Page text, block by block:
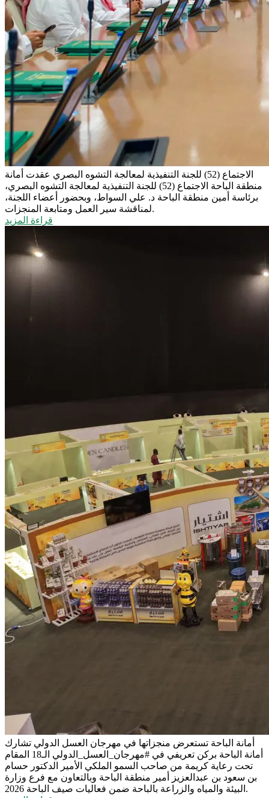
الاجتماع (52) للجنة التنفيذية لمعالجة التشوه البصري
عقدت أمانة
منطقة الباحة الاجتماع (52) للجنة التنفيذية لمعالجة التشوه البصري،
برئاسة أمين منطقة الباحة د. علي السواط، وبحضور أعضاء اللجنة،
لمناقشة سير العمل ومتابعة المنجزات.
قراءة المزيد
أمانة الباحة تستعرض منجزاتها في مهرجان العسل الدولي تشارك
أمانة الباحة بركن تعريفي في #مهرجان_العسل_الدولي الـ18 المقام
تحت رعاية كريمة من صاحب السمو الملكي الأمير الدكتور حسام
بن سعود بن عبدالعزيز أمير منطقة الباحة وبالتعاون مع فرع وزارة
البيئة والمياه والزراعة بالباحة ضمن فعاليات صيف الباحة 2026.